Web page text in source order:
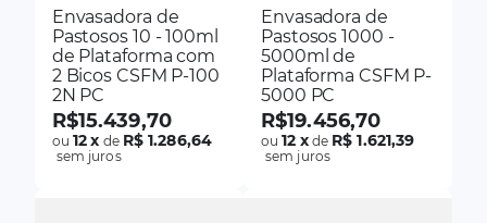
Envasadora de
Pastosos 10 - 100ml
de Plataforma com
2 Bicos CSFM P-100
2N PC
R$15.439,70
ou12x de R$ 1.286,64
sem juros
Envasadora de
Pastosos 1000 -
5000ml de
Plataforma CSFM P-
5000 PC
R$19.456,70
ou12 xde R$ 1.621,39
sem juros